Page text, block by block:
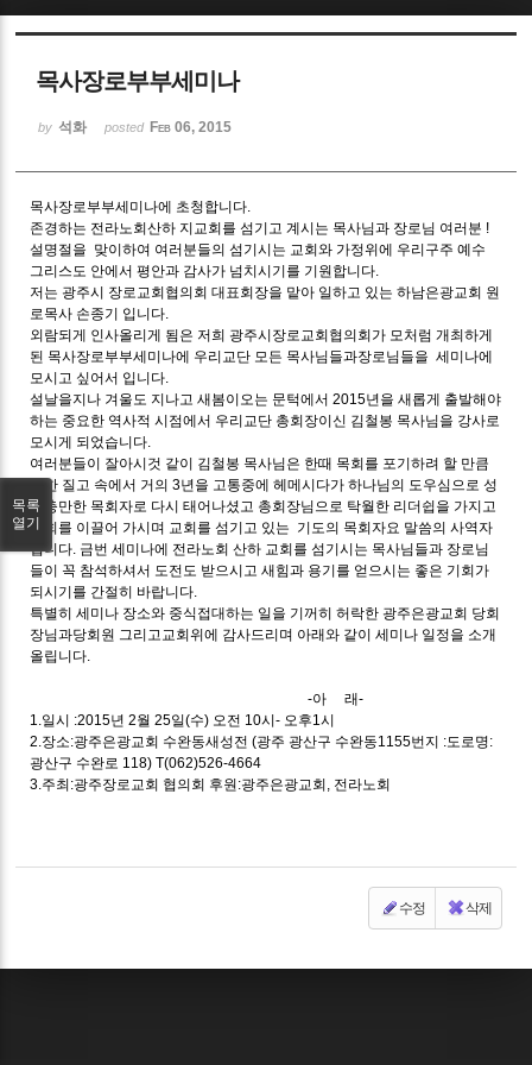
목사장로부부세미나
by 석화 posted Feb 06, 2015
목사장로부부세미나에 초청합니다.
존경하는 전라노회산하 지교회를 섬기고 계시는 목사님과 장로님 여러분 !
설명절을 맞이하여 여러분들의 섬기시는 교회와 가정위에 우리구주 예수
그리스도 안에서 평안과 감사가 넘치시기를 기원합니다.
저는 광주시 장로교회협의회 대표회장을 맡아 일하고 있는 하남은광교회 원
로목사 손종기 입니다.
외람되게 인사올리게 됨은 저희 광주시장로교회협의회가 모처럼 개최하게
된 목사장로부부세미나에 우리교단 모든 목사님들과장로님들을 세미나에
모시고 싶어서 입니다.
설날을지나 겨울도 지나고 새봄이오는 문턱에서 2015년을 새롭게 출발해야
하는 중요한 역사적 시점에서 우리교단 총회장이신 김철봉 목사님을 강사로
모시게 되었습니다.
여러분들이 잘아시것 같이 김철봉 목사님은 한때 목회를 포기하려 할 만큼
심한 질고 속에서 거의 3년을 고통중에 헤메시다가 하나님의 도우심으로 성
령충만한 목회자로 다시 태어나셨고 총회장님으로 탁월한 리더쉽을 가지고
총회를 이끌어 가시며 교회를 섬기고 있는 기도의 목회자요 말씀의 사역자
입니다. 금번 세미나에 전라노회 산하 교회를 섬기시는 목사님들과 장로님
들이 꼭 참석하셔서 도전도 받으시고 새힘과 용기를 얻으시는 좋은 기회가
되시기를 간절히 바랍니다.
특별히 세미나 장소와 중식접대하는 일을 기꺼히 허락한 광주은광교회 당회
장님과당회원 그리고교회위에 감사드리며 아래와 같이 세미나 일정을 소개
올립니다.
-아 래-
1.일시 :2015년 2월 25일(수) 오전 10시- 오후1시
2.장소:광주은광교회 수완동새성전 (광주 광산구 수완동1155번지 :도로명:
광산구 수완로 118) T(062)526-4664
3.주최:광주장로교회 협의회 후원:광주은광교회, 전라노회
수정 삭제
목록
열기
Sketchbook5, 스케치북5
Sketchbook5, 스케치북5